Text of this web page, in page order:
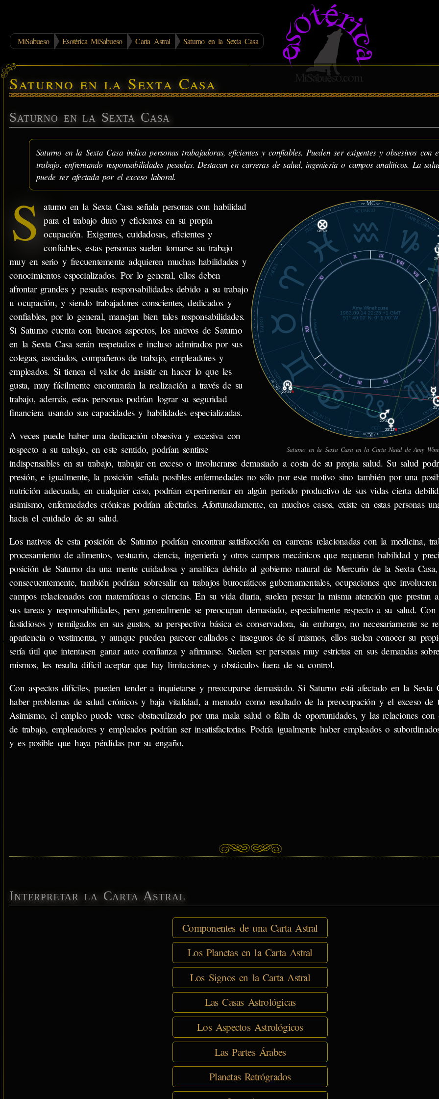
MiSabueso Esotérica MiSabueso Carta Astral Saturno en la Sexta Casa
Saturno en la Sexta Casa
Saturno en la Sexta Casa
Saturno en la Sexta Casa indica personas trabajadoras, eficientes y confiables. Pueden ser exigentes y obsesivos con
trabajo, enfrentando responsabilidades pesadas. Destacan en carreras de salud, ingeniería o campos analíticos. La
puede ser afectada por el exceso laboral.
© MiSabueso.com
17°
AC
46'
11°MC 59'
11°
IC
59'
ARIES
TAURO
GÉMINIS
CÁNCER
LEO
VIRGO
CAPRICORNIO
ACUARIO
PISCIS
X
XI
XII
I
II
III IV
V
VI
VII
VIII
IX
23°01'
23°12'℞
20°32'
20°34'℞
08°49'
Amy Winehouse
1983.09.14 22:25 +1 GMT
51° 40.00' N, 0° 5.00' W
Saturno en la Sexta Casa en la Carta Natal de Amy
S
aturno en la Sexta Casa señala personas con habilidad
para el trabajo duro y eficientes en su propia
ocupación. Exigentes, cuidadosas, eficientes y
confiables, estas personas suelen tomarse su trabajo
muy en serio y frecuentemente adquieren muchas habilidades y
conocimientos especializados. Por lo general, ellos deben
afrontar grandes y pesadas responsabilidades debido a su trabajo
u ocupación, y siendo trabajadores conscientes, dedicados y
confiables, por lo general, manejan bien tales responsabilidades.
Si Saturno cuenta con buenos aspectos, los nativos de Saturno
en la Sexta Casa serán respetados e incluso admirados por sus
colegas, asociados, compañeros de trabajo, empleadores y
empleados. Si tienen el valor de insistir en hacer lo que les
gusta, muy fácilmente encontrarán la realización a través de su
trabajo, además, estas personas podrían lograr su seguridad
financiera usando sus capacidades y habilidades especializadas.
A veces puede haber una dedicación obsesiva y excesiva con
respecto a su trabajo, en este sentido, podrían sentirse
indispensables en su trabajo, trabajar en exceso o involucrarse demasiado a costa de su propia salud. Su salud
presión, e igualmente, la posición señala posibles enfermedades no sólo por este motivo sino también por una
nutrición adecuada, en cualquier caso, podrían experimentar en algún periodo productivo de sus vidas cierta
asimismo, enfermedades crónicas podrían afectarles. Afortunadamente, en muchos casos, existe en estas personas
hacia el cuidado de su salud.
Los nativos de esta posición de Saturno podrían encontrar satisfacción en carreras relacionadas con la medicina,
procesamiento de alimentos, vestuario, ciencia, ingeniería y otros campos mecánicos que requieran habilidad y
posición de Saturno da una mente cuidadosa y analítica debido al gobierno natural de Mercurio de la Sexta Casa,
consecuentemente, también podrían sobresalir en trabajos burocráticos gubernamentales, ocupaciones que
campos relacionados con matemáticas o ciencias. En su vida diaria, suelen prestar la misma atención que prestan
sus tareas y responsabilidades, pero generalmente se preocupan demasiado, especialmente respecto a su salud.
fastidiosos y remilgados en sus gustos, su perspectiva básica es conservadora, sin embargo, no necesariamente se
apariencia o vestimenta, y aunque pueden parecer callados e inseguros de sí mismos, ellos suelen conocer su
sería útil que intentasen ganar auto confianza y afirmarse. Suelen ser personas muy estrictas en sus demandas
mismos, les resulta difícil aceptar que hay limitaciones y obstáculos fuera de su control.
Con aspectos difíciles, pueden tender a inquietarse y preocuparse demasiado. Si Saturno está afectado en la Sexta
haber problemas de salud crónicos y baja vitalidad, a menudo como resultado de la preocupación y el exceso de
Asimismo, el empleo puede verse obstaculizado por una mala salud o falta de oportunidades, y las relaciones con
de trabajo, empleadores y empleados podrían ser insatisfactorias. Podría igualmente haber empleados o
y es posible que haya pérdidas por su engaño.
Interpretar la Carta Astral
Componentes de una Carta Astral
Los Planetas en la Carta Astral
Los Signos en la Carta Astral
Las Casas Astrológicas
Los Aspectos Astrológicos
Las Partes Árabes
Planetas Retrógrados